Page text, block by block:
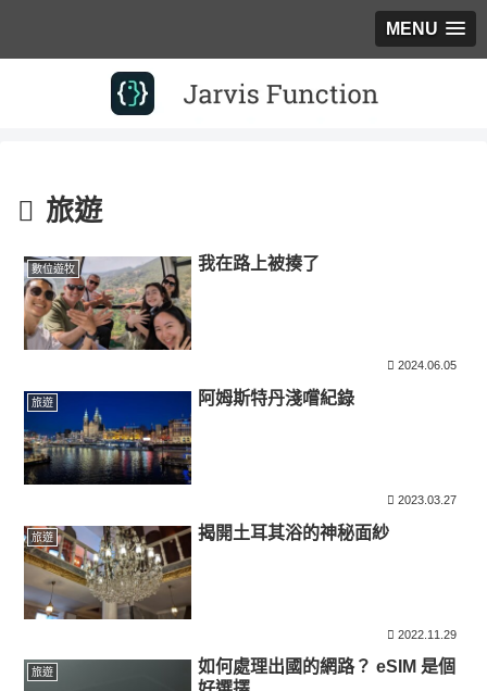
MENU
旅遊
數位遊牧 我在路上被揍了
2024.06.05
旅遊 阿姆斯特丹淺嚐紀錄
2023.03.27
旅遊 揭開土耳其浴的神秘面紗
2022.11.29
旅遊
如何處理出國的網路？ eSIM 是個